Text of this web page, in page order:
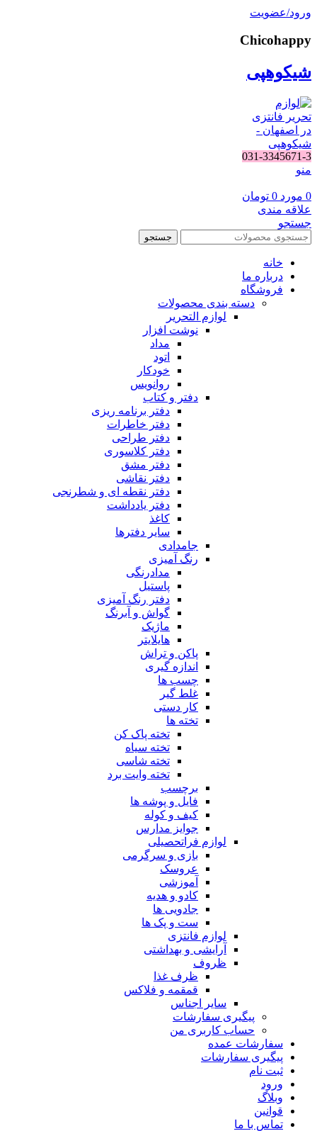
ورود/عضویت
Chicohappy
شیکوهپی
031-3345671-3
منو
0 مورد 0 تومان
علاقه مندی
جستجو
جستجو
خانه
درباره ما
فروشگاه
دسته بندی محصولات
لوازم التحریر
نوشت افزار
مداد
اتود
خودکار
روانویس
دفتر و کتاب
دفتر برنامه ریزی
دفتر خاطرات
دفتر طراحی
دفتر کلاسوری
دفتر مشق
دفتر نقاشی
دفتر نقطه ای و شطرنجی
دفتر یادداشت
کاغذ
سایر دفترها
جامدادی
رنگ آمیزی
مدادرنگی
پاستیل
دفتر رنگ آمیزی
گواش و آبرنگ
ماژیک
هایلایتر
پاکن و تراش
اندازه گیری
چسب ها
غلط گیر
کار دستی
تخته ها
تخته پاک کن
تخته سیاه
تخته شاسی
تخته وایت برد
برچسب
فایل و پوشه ها
کیف و کوله
جوایز مدارس
لوازم فراتحصیلی
بازی و سرگرمی
عروسک
آموزشی
کادو و هدیه
جادویی ها
ست و پک ها
لوازم فانتزی
آرایشی و بهداشتی
ظروف
ظرف غذا
قمقمه و فلاکس
سایر اجناس
پیگیری سفارشات
حساب کاربری من
سفارشات عمده
پیگیری سفارشات
ثبت نام
ورود
وبلاگ
قوانین
تماس با ما